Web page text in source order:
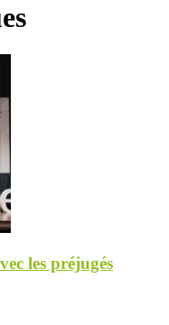
les préjugés